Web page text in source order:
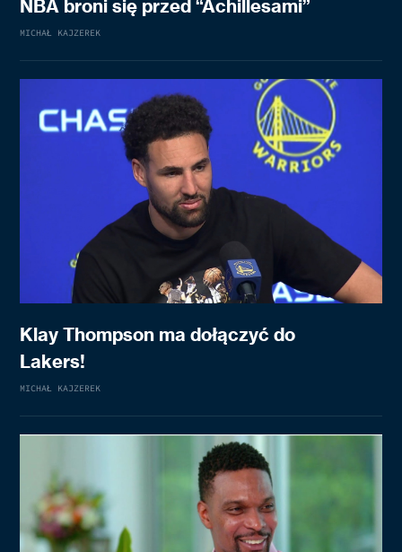
NBA broni się przed “Achillesami”
MICHAŁ KAJZEREK
Klay Thompson ma dołączyć do
Lakers!
MICHAŁ KAJZEREK